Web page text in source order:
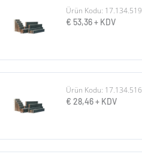
Ürün Kodu: 17.134.519
€ 53,36+ KDV
Ürün Kodu: 17.134.516
€ 28,46+ KDV